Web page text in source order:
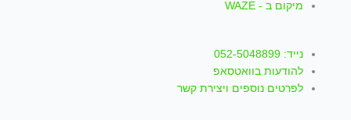
מיקום ב - WAZE
נייד: 052-5048899
להודעות בוואטסאפ
לפרטים נוספים ויצירת קשר